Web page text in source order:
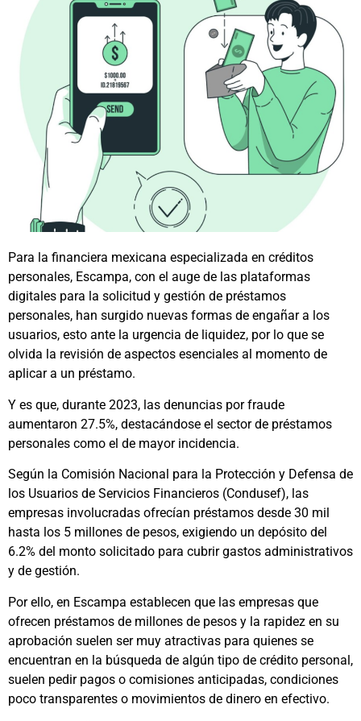
Para la financiera mexicana especializada en créditos
personales, Escampa, con el auge de las plataformas
digitales para la solicitud y gestión de préstamos
personales, han surgido nuevas formas de engañar a los
usuarios, esto ante la urgencia de liquidez, por lo que se
olvida la revisión de aspectos esenciales al momento de
aplicar a un préstamo.
Y es que, durante 2023, las denuncias por fraude
aumentaron 27.5%, destacándose el sector de préstamos
personales como el de mayor incidencia.
Según la Comisión Nacional para la Protección y Defensa de
los Usuarios de Servicios Financieros (Condusef), las
empresas involucradas ofrecían préstamos desde 30 mil
hasta los 5 millones de pesos, exigiendo un depósito del
6.2% del monto solicitado para cubrir gastos administrativos
y de gestión.
Por ello, en Escampa establecen que las empresas que
ofrecen préstamos de millones de pesos y la rapidez en su
aprobación suelen ser muy atractivas para quienes se
encuentran en la búsqueda de algún tipo de crédito personal,
suelen pedir pagos o comisiones anticipadas, condiciones
poco transparentes o movimientos de dinero en efectivo.